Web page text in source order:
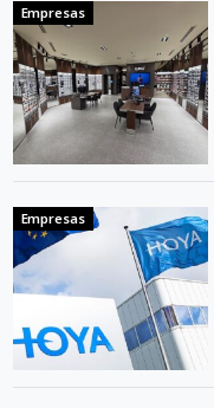
Empresas
Empresas